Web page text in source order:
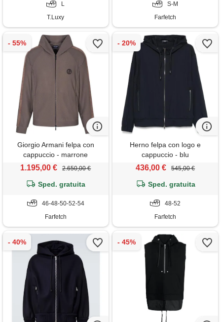
L
T.Luxy
S-M
Farfetch
Giorgio Armani felpa con
cappuccio - marrone
1.195,00 € 2.650,00 €
Sped. gratuita
46-48-50-52-54
Farfetch
Herno felpa con logo e
cappuccio - blu
436,00 € 545,00 €
Sped. gratuita
48-52
Farfetch